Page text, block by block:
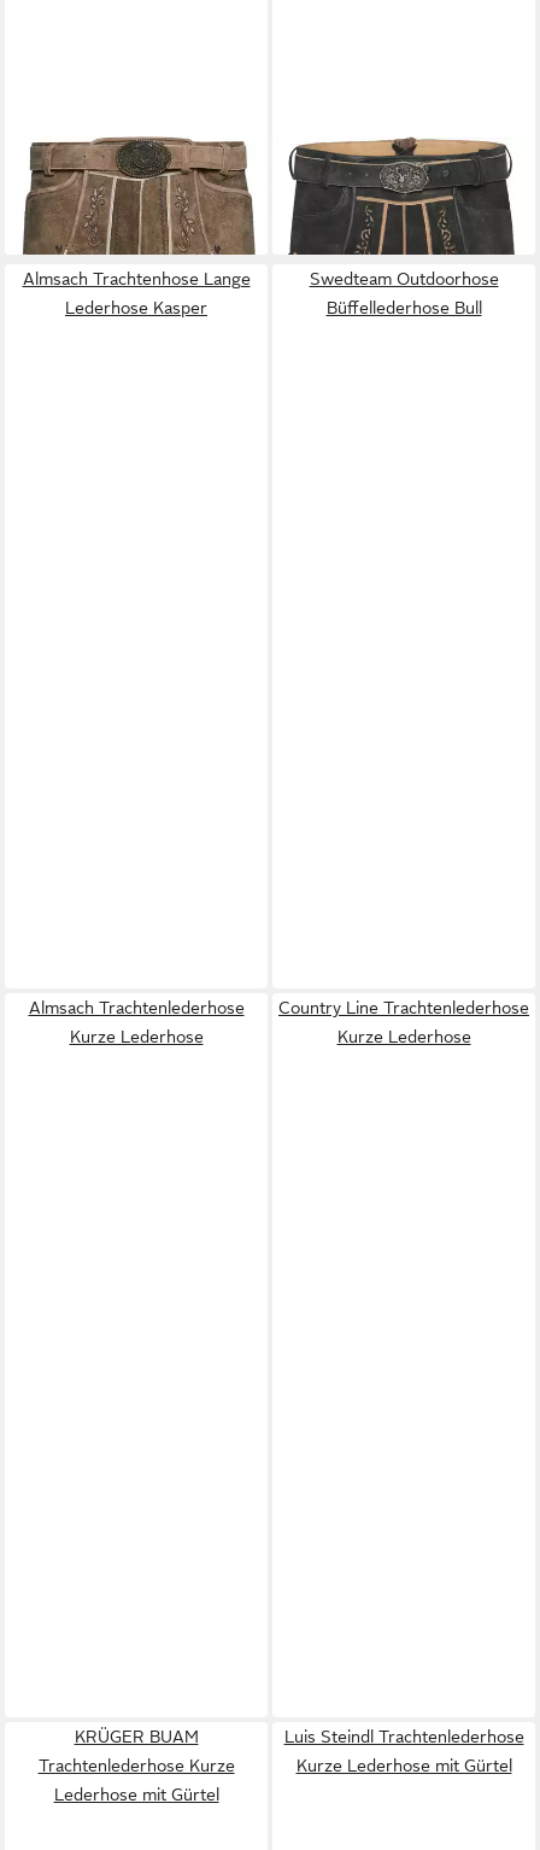
KRÜGER BUAM
Trachtenlederhose Kurze
Lederhose mit Gürtel
229,99 €
LUIS STEINDL
Trachtenlederhose Kurze
Lederhose mit Stickerei
229,99 €
Almsach Trachtenhose Lange
Lederhose Kasper
Swedteam Outdoorhose
Büffellederhose Bull
Almsach Trachtenlederhose
Kurze Lederhose
Country Line Trachtenlederhose
Kurze Lederhose
KRÜGER BUAM
Trachtenlederhose Kurze
Lederhose mit Gürtel
Luis Steindl Trachtenlederhose
Kurze Lederhose mit Gürtel